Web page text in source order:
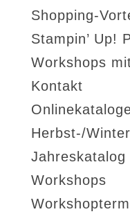
Shopping-
Stampin’ Up!
Workshops
Kontakt
Herbst-/
Jahreskatalog
Workshops